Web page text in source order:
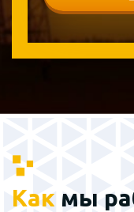
Как мы